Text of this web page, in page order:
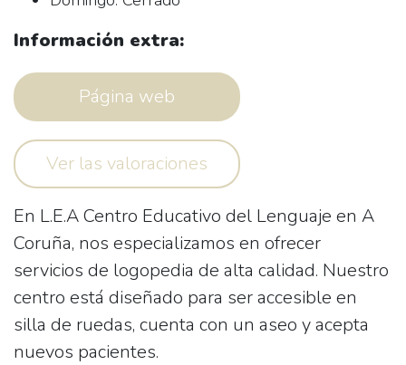
Información extra:
Página web
Ver las valoraciones
En L.E.A Centro Educativo del Lenguaje en A
Coruña, nos especializamos en ofrecer
servicios de logopedia de alta calidad. Nuestro
centro está diseñado para ser accesible en
silla de ruedas, cuenta con un aseo y acepta
nuevos pacientes.